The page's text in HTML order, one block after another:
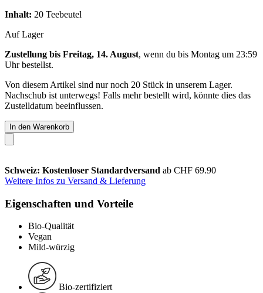
Inhalt: 20 Teebeutel
Auf Lager
Zustellung bis Freitag, 14. August, wenn du bis Montag um 23:59
Uhrbestellst.
Von diesem Artikel sind nur noch 20 Stück in unserem Lager.
Nachschub ist unterwegs! Falls mehr bestellt wird, könnte dies das
Zustelldatum beeinflussen.
In den Warenkorb
Schweiz: Kostenloser Standardversand ab CHF 69.90
Weitere Infos zu Versand & Lieferung
Eigenschaften und Vorteile
Bio-Qualität
Vegan
Mild-würzig
Bio-zertifiziert